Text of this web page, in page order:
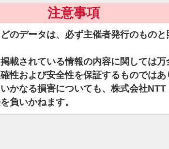
注意事項
のデータは、必ず主催者発行のものと
載されている情報の内容に関しては万
性および安全性を保証するものでは
かなる損害についても、株式会社
負いかねます。